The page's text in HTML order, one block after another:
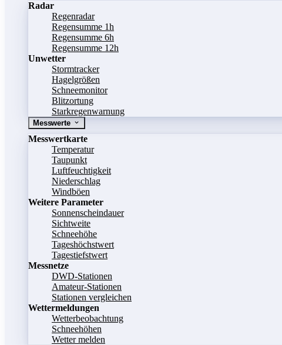
Radar
Regenradar
Regensumme 1h
Regensumme 6h
Regensumme 12h
Unwetter
Stormtracker
Hagelgrößen
Schneemonitor
Blitzortung
Starkregenwarnung
Messwerte
Messwertkarte
Temperatur
Taupunkt
Luftfeuchtigkeit
Niederschlag
Windböen
Weitere Parameter
Sonnenscheindauer
Sichtweite
Schneehöhe
Tageshöchstwert
Tagestiefstwert
Messnetze
DWD-Stationen
Amateur-Stationen
Stationen vergleichen
Wettermeldungen
Wetterbeobachtung
Schneehöhen
Wetter melden